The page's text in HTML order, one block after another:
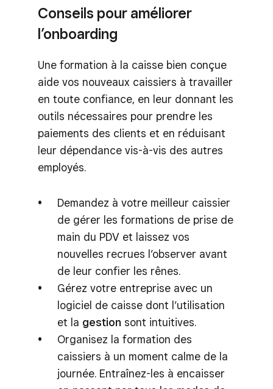
Conseils pour améliorer
l’onboarding
Une formation à la caisse bien conçue
aide vos nouveaux caissiers à travailler
en toute confiance, en leur donnant les
outils nécessaires pour prendre les
paiements des clients et en réduisant
leur dépendance vis-à-vis des autres
employés.
Demandez à votre meilleur caissier
de gérer les formations de prise de
main du PDV et laissez vos
nouvelles recrues l’observer avant
de leur confier les rênes.
Gérez votre entreprise avec un
logiciel de caisse dont l’utilisation
et la gestion sont intuitives.
Organisez la formation des
caissiers à un moment calme de la
journée. Entraînez-les à encaisser